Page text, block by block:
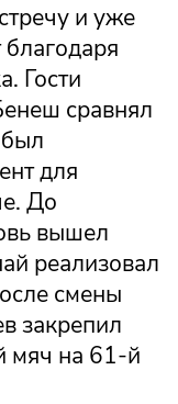
и уже
Гости
сравнял
для
До
вышел
реализовал
смены
закрепил
мяч на 61-й